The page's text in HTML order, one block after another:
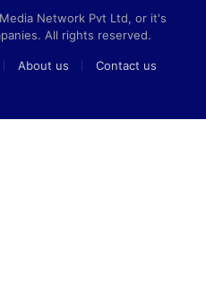
Network Pvt Ltd, or it's
All rights reserved.
About us Contact us